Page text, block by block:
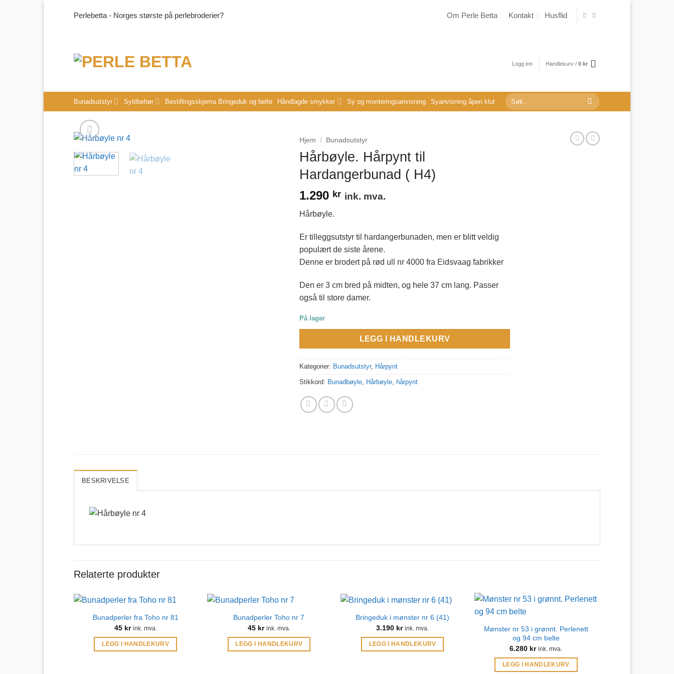
Perlebetta - Norges største på perlebroderier? Om Perle Betta Kontakt Husflid
Logg inn Handlekurv / 0 kr
Bunadsutstyr Sytilbehør Bestillingsskjema Bringeduk og belte Håndlagde smykker Sy og monteringsanvisning Syanvisning åpen klut
Søk
etter:
Hjem / Bunadsutstyr
Hårbøyle. Hårpynt til
Hardangerbunad ( H4)
1.290 kr ink. mva.
Hårbøyle.
Er tilleggsutstyr til hardangerbunaden, men er blitt veldig
populært de siste årene.
Denne er brodert på rød ull nr 4000 fra Eidsvaag fabrikker
Den er 3 cm bred på midten, og hele 37 cm lang. Passer
også til store damer.
På lager
LEGG I HANDLEKURV
Kategorier: Bunadsutstyr, Hårpynt
Stikkord: Bunadbøyle, Hårbøyle, hårpynt
BESKRIVELSE
Relaterte produkter
Bunadperler fra Toho nr 81
45 kr ink. mva.
LEGG I HANDLEKURV
Bunadperler Toho nr 7
45 kr ink. mva.
LEGG I HANDLEKURV
Bringeduk i mønster nr 6 (41)
3.190 kr ink. mva.
LEGG I HANDLEKURV
Mønster nr 53 i grønnt. Perlenett
og 94 cm belte
6.280 kr ink. mva.
LEGG I HANDLEKURV